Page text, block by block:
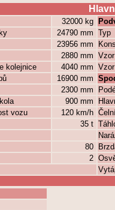
32000 kg
24790 mm Typ
23956 mm
2880 mm
kolejnice
4040 mm
16900 mm
2300 mm
900 mm
vozu
120 km/h
35 t
80
2